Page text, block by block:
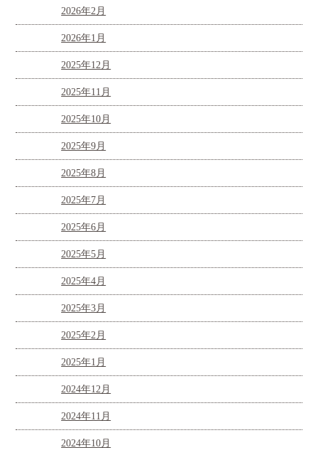
2026年2月
2026年1月
2025年12月
2025年11月
2025年10月
2025年9月
2025年8月
2025年7月
2025年6月
2025年5月
2025年4月
2025年3月
2025年2月
2025年1月
2024年12月
2024年11月
2024年10月